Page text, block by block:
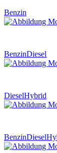
Benzin
BenzinDiesel
DieselHybrid
BenzinDiesel